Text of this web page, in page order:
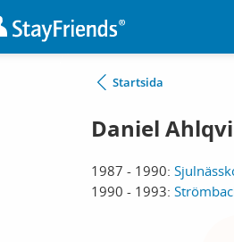
Startsida
Daniel
1987 - 1990:
1990 - 1993: